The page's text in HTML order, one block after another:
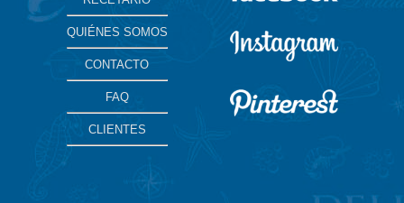
QUIÉNES SOMOS
CONTACTO
FAQ
CLIENTES